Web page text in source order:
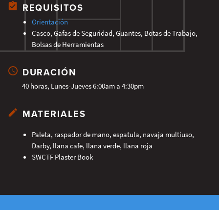
REQUISITOS
Orientación
Casco, Gafas de Seguridad, Guantes, Botas de Trabajo,
Bolsas de Herramientas
DURACIÓN
40 horas, Lunes-Jueves 6:00am a 4:30pm
MATERIALES
Paleta, raspador de mano, espatula, navaja multiuso,
Darby, llana cafe, llana verde, llana roja
SWCTF Plaster Book